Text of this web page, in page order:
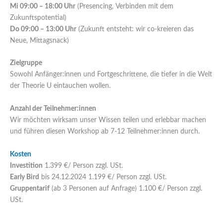
Mi 09:00 – 18:00 Uhr (Presencing, Verbinden mit dem
Zukunftspotential)
Do 09:00 – 13:00 Uhr (Zukunft entsteht: wir co-kreieren das
Neue, Mittagsnack)
Zielgruppe
Sowohl Anfänger:innen und Fortgeschrittene, die tiefer in die Welt
der Theorie U eintauchen wollen.
Anzahl der Teilnehmer:innen
Wir möchten wirksam unser Wissen teilen und erlebbar machen
und führen diesen Workshop ab 7-12 Teilnehmer:innen durch.
Kosten
Investition 1.399 €/ Person zzgl. USt.
Early Bird bis 24.12.2024 1.199 €/ Person zzgl. USt.
Gruppentarif (ab 3 Personen auf Anfrage) 1.100 €/ Person zzgl.
USt.